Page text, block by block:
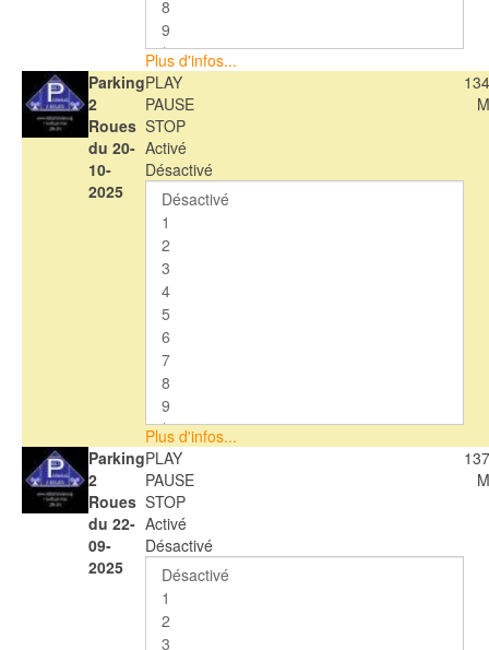
Plus d'infos...
Parking
2
Roues
du 20-
10-
2025
PLAY
PAUSE
STOP
Activé
Désactivé
Plus d'infos...
Parking
2
Roues
du 22-
09-
2025
PLAY
PAUSE
STOP
Activé
Désactivé